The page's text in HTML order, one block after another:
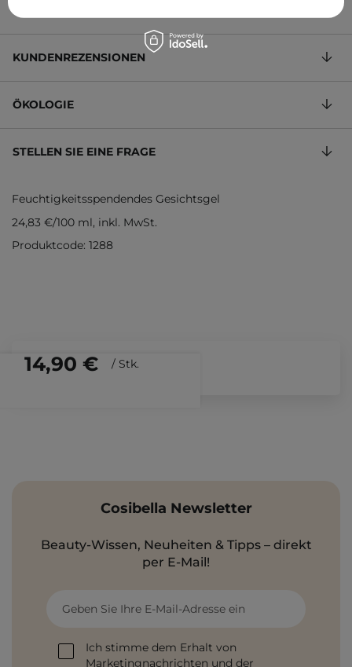
14,90 € / Stk.
EMPFEHLUNGEN
KUNDENREZENSIONEN
ÖKOLOGIE
STELLEN SIE EINE FRAGE
Feuchtigkeitsspendendes Gesichtsgel
24,83 €/100 ml, inkl. MwSt.
Produktcode: 1288
Cosibella Newsletter
Beauty-Wissen, Neuheiten & Tipps – direkt
per E-Mail!
Geben Sie Ihre E-Mail-Adresse ein
Ich stimme dem Erhalt von
Marketingnachrichten und der